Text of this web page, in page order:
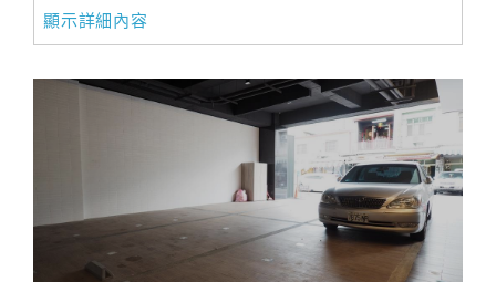
據
合
店
顯示詳細內容